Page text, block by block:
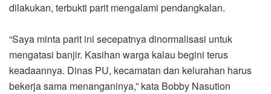
dilakukan, terbukti parit mengalami pendangkalan.
“Saya minta parit ini secepatnya dinormalisasi untuk
mengatasi banjir. Kasihan warga kalau begini terus
keadaannya. Dinas PU, kecamatan dan kelurahan harus
bekerja sama menanganinya,” kata Bobby Nasution